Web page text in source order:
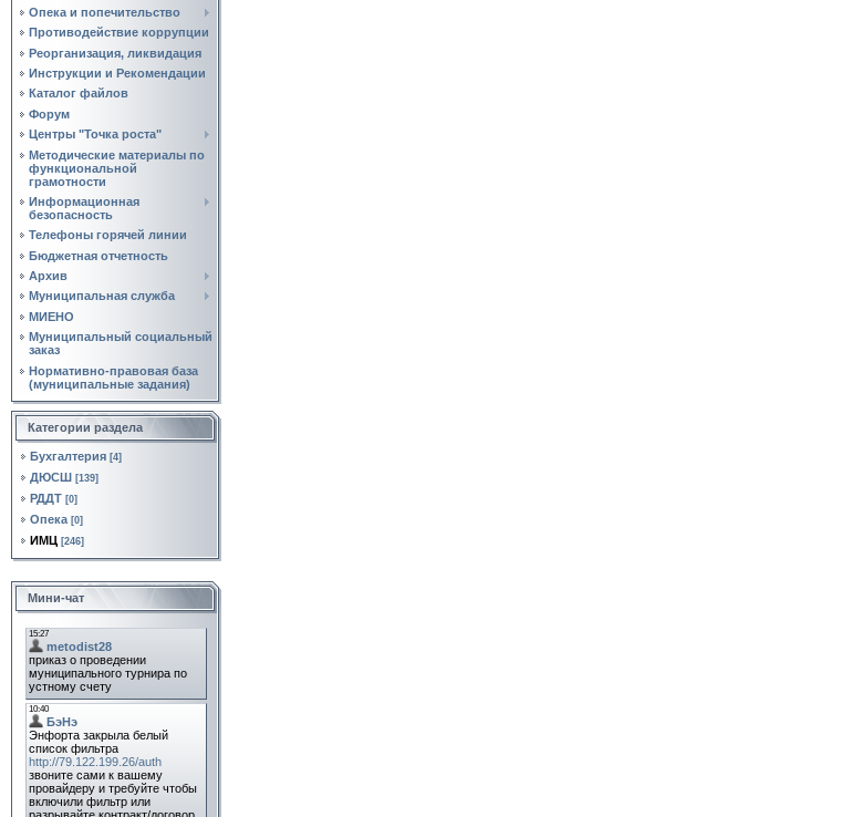
Опека и попечительство
Противодействие коррупции
Реорганизация, ликвидация
Инструкции и Рекомендации
Каталог файлов
Форум
Центры "Точка роста"
Методические материалы по
функциональной
грамотности
Информационная
безопасность
Телефоны горячей линии
Бюджетная отчетность
Архив
Муниципальная служба
МИЕНО
Муниципальный социальный
заказ
Нормативно‑правовая база
(муниципальные задания)
Категории раздела
Бухгалтерия [4]
ДЮСШ [139]
РДДТ [0]
Опека [0]
ИМЦ [246]
Мини-чат